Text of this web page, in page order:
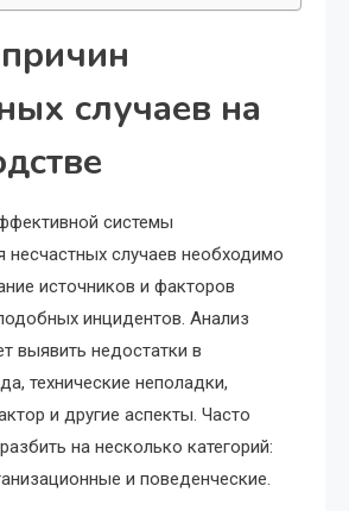
случаев на
системы
несчастных случаев необходимо
источников и факторов
инцидентов. Анализ
выявить недостатки в
технические неполадки,
и другие аспекты. Часто
на несколько категорий:
и поведенческие.